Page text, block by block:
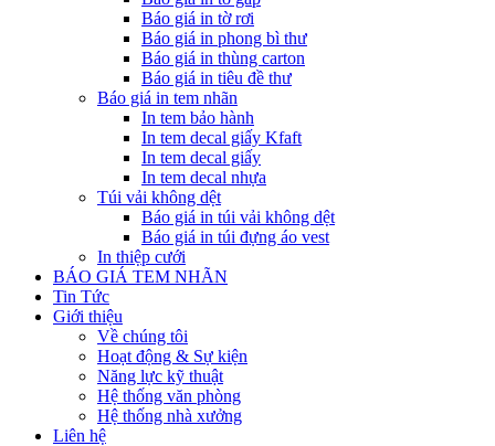
Báo giá in tờ rơi
Báo giá in phong bì thư
Báo giá in thùng carton
Báo giá in tiêu đề thư
Báo giá in tem nhãn
In tem bảo hành
In tem decal giấy Kfaft
In tem decal giấy
In tem decal nhựa
Túi vải không dệt
Báo giá in túi vải không dệt
Báo giá in túi đựng áo vest
In thiệp cưới
BÁO GIÁ TEM NHÃN
Tin Tức
Giới thiệu
Về chúng tôi
Hoạt động & Sự kiện
Năng lực kỹ thuật
Hệ thống văn phòng
Hệ thống nhà xưởng
Liên hệ